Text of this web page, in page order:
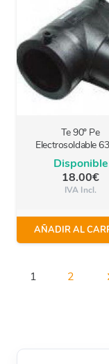
Te 90º Pe
Electrosoldable
Disponible
18.00€
IVA Incl.
AÑADIR AL
1 2